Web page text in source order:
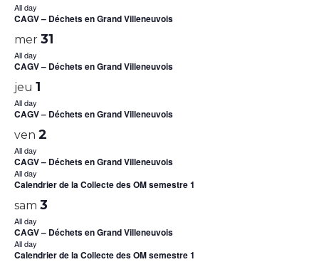
All day
CAGV – Déchets en Grand Villeneuvois
mer 31
All day
CAGV – Déchets en Grand Villeneuvois
jeu 1
All day
CAGV – Déchets en Grand Villeneuvois
ven 2
All day
CAGV – Déchets en Grand Villeneuvois
All day
Calendrier de la Collecte des OM semestre 1
sam 3
All day
CAGV – Déchets en Grand Villeneuvois
All day
Calendrier de la Collecte des OM semestre 1